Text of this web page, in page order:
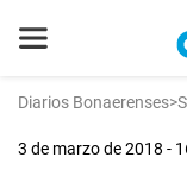
Diarios Bonaerenses>
3 de marzo de 2018 -